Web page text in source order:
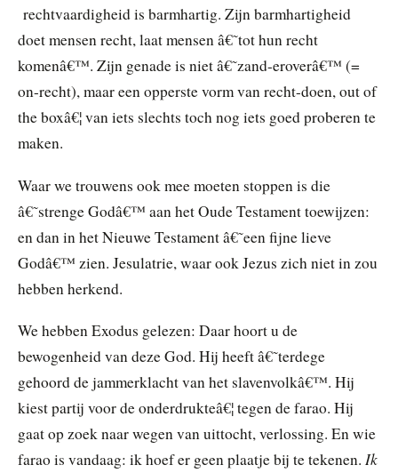
rechtvaardigheid is barmhartig. Zijn barmhartigheid
doet mensen recht, laat mensen â€˜tot hun recht
komenâ€™. Zijn genade is niet â€˜zand-eroverâ€™ (=
on-recht), maar een opperste vorm van recht-doen, out of
the boxâ€¦ van iets slechts toch nog iets goed proberen te
maken.
Waar we trouwens ook mee moeten stoppen is die
â€˜strenge Godâ€™ aan het Oude Testament toewijzen:
en dan in het Nieuwe Testament â€˜een fijne lieve
Godâ€™ zien. Jesulatrie, waar ook Jezus zich niet in zou
hebben herkend.
We hebben Exodus gelezen: Daar hoort u de
bewogenheid van deze God. Hij heeft â€˜terdege
gehoord de jammerklacht van het slavenvolkâ€™. Hij
kiest partij voor de onderdrukteâ€¦ tegen de farao. Hij
gaat op zoek naar wegen van uittocht, verlossing. En wie
farao is vandaag: ik hoef er geen plaatje bij te tekenen. Ik